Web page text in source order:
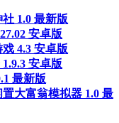
1.0 最新版
安卓版
4.3 安卓版
安卓版
最新版
置大富翁模拟器 1.0 最